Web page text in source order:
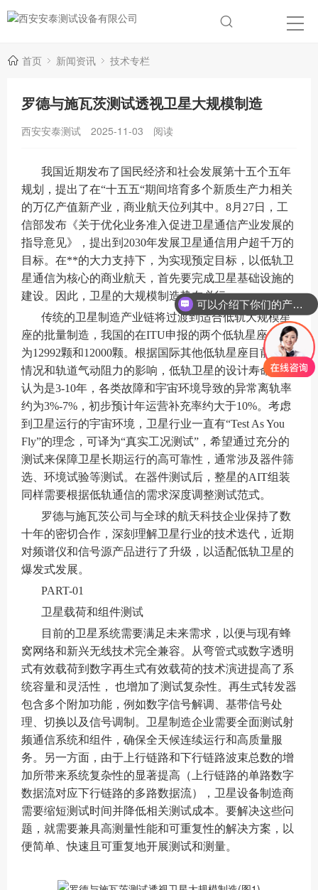
首页 新闻资讯 技术专栏
罗德与施瓦茨测试透视卫星大规模制造
西安安泰测试 2025-11-03 阅读
我国近期发布了国民经济和社会发展第十五个五年
规划，提出了在“十五五“期间培育多个新质生产力相关
的万亿产值新产业，商业航天位列其中。8月27日，工
信部发布《关于优化业务准入促进卫星通信产业发展的
指导意见》，提出到2030年发展卫星通信用户超千万的
目标。在**的大力支持下，为实现预定目标，以低轨卫
星通信为核心的商业航天，首先要完成卫星基础设施的
建设。因此，卫星的大规模制造势在必行。
传统的卫星制造产业链将过渡到适合低轨大规模星
座的批量制造，我国的在ITU申报的两个低轨星座分别
为12992颗和12000颗。根据国际其他低轨星座目前运营
情况和轨道气动阻力的影响，低轨卫星的设计寿命通常
认为是3-10年，各类故障和宇宙环境导致的异常离轨率
约为3%-7%，初步预计年运营补充率约大于10%。考虑
到卫星运行的宇宙环境，卫星行业一直有“Test As You
Fly”的理念，可译为“真实工况测试”，希望通过充分的
测试来保障卫星长期运行的高可靠性，通常涉及器件筛
选、环境试验等测试。在器件测试后，整星的AIT组装
同样需要根据低轨通信的需求深度调整测试范式。
罗德与施瓦茨公司与全球的航天科技企业保持了数
十年的密切合作，深刻理解卫星行业的技术迭代，近期
对频谱仪和信号源产品进行了升级，以适配低轨卫星的
爆发式发展。
PART-01
卫星载荷和组件测试
目前的卫星系统需要满足未来需求，以便与现有蜂
窝网络和新兴无线技术完全兼容。从弯管式或数字透明
式有效载荷到数字再生式有效载荷的技术演进提高了系
统容量和灵活性， 也增加了测试复杂性。再生式转发器
包含多个附加功能，例如数字信号解调、基带信号处
理、切换以及信号调制。卫星制造企业需要全面测试射
频通信系统和组件，确保全天候连续运行和高质量服
务。另一方面，由于上行链路和下行链路波束总数的增
加所带来系统复杂性的显著提高（上行链路的单路数字
数据流对应下行链路的多路数据流），卫星设备制造商
需要缩短测试时间并降低相关测试成本。要解决这些问
题，就需要兼具高测量性能和可重复性的解决方案，以
便简单、快速且可重复地开展测试和测量。
可以介绍下你们的产品么？